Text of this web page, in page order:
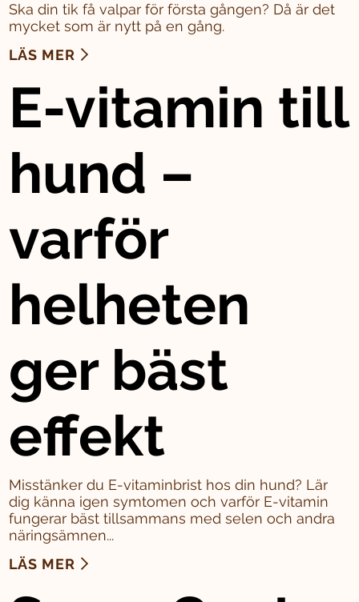
Ska din tik få valpar för första gången? Då är det
mycket som är nytt på en gång.
LÄS MER
E-vitamin till
hund –
varför
helheten
ger bäst
effekt
Misstänker du E-vitaminbrist hos din hund? Lär
dig känna igen symtomen och varför E-vitamin
fungerar bäst tillsammans med selen och andra
näringsämnen...
LÄS MER